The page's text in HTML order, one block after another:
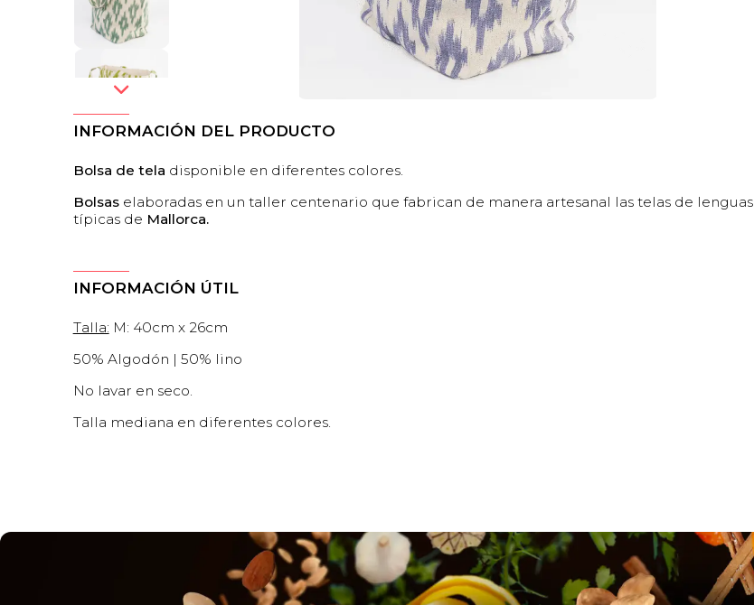
INFORMACIÓN DEL PRODUCTO
Bolsa de tela disponible en diferentes colores.
Bolsaselaboradas en un taller centenario que fabrican de manera artesanal las telas de lenguas
típicas de Mallorca.
INFORMACIÓN ÚTIL
Talla: M: 40cm x 26cm
50% Algodón | 50% lino
No lavar en seco.
Talla mediana en diferentes colores.